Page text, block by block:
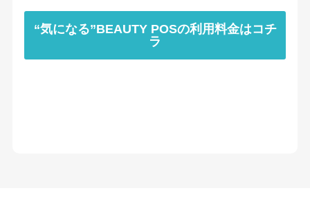
“気になる”BEAUTY POSの利用料金はコチ
ラ